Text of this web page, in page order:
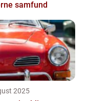
samfund
2025